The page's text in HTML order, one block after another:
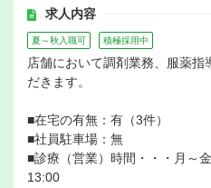
求人内容
夏～秋入職可 積極採用中
店舗において調剤業務、服薬指
だきます。
■在宅の有無：有（3件）
■社員駐車場：無
■診療（営業）時間・・・月～
13:00